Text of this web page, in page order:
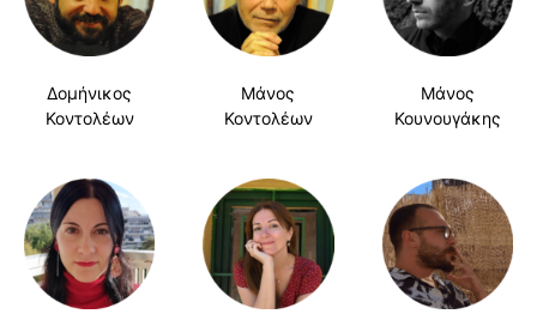
Δομήνικος
Κοντολέων
Μάνος
Κοντολέων
Μάνος
Κουνουγάκης